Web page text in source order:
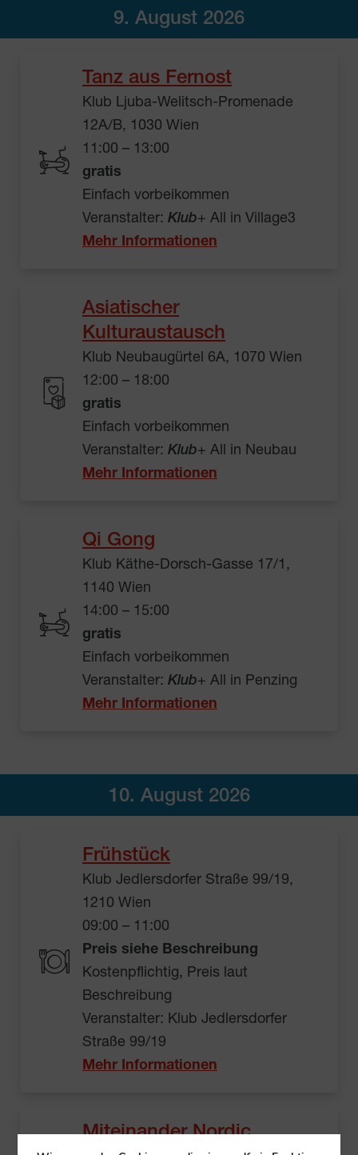
9. August 2026
Tanz aus Fernost
Klub Ljuba-Welitsch-Promenade
12A/B, 1030 Wien
11:00 – 13:00
gratis
Einfach vorbeikommen
Veranstalter: Klub+ All in Village3
Mehr Informationen
Asiatischer
Kulturaustausch
Klub Neubaugürtel 6A, 1070 Wien
12:00 – 18:00
gratis
Einfach vorbeikommen
Veranstalter: Klub+ All in Neubau
Mehr Informationen
Qi Gong
Klub Käthe-Dorsch-Gasse 17/1,
1140 Wien
14:00 – 15:00
gratis
Einfach vorbeikommen
Veranstalter: Klub+ All in Penzing
Mehr Informationen
10. August 2026
Frühstück
Klub Jedlersdorfer Straße 99/19,
1210 Wien
09:00 – 11:00
Preis siehe Beschreibung
Kostenpflichtig, Preis laut
Beschreibung
Veranstalter: Klub Jedlersdorfer
Straße 99/19
Mehr Informationen
Miteinander Nordic